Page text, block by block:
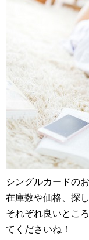
シングルカードの
在庫数や価格、探
それぞれ良いとこ
てくださいね！